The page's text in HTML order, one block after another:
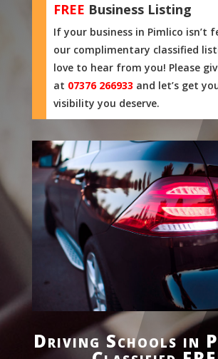
FREE Business Listing
If your business in Pimlico isn’t
our complimentary classified
love to hear from you! Please
at 07376 266933 and let’s get
visibility you deserve.
Driving Schools in